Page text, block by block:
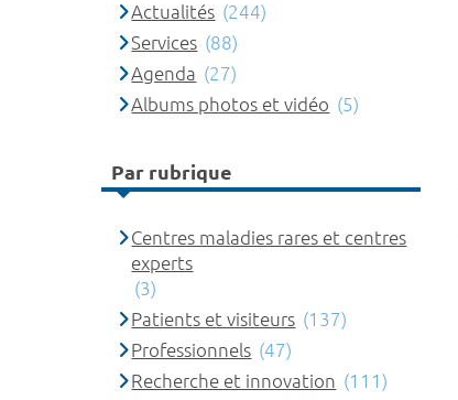
Actualités (244)
Services (88)
Agenda (27)
Albums photos et vidéo (5)
Par rubrique
Centres maladies rares et centres
experts
(3)
Patients et visiteurs (137)
Professionnels (47)
Recherche et innovation (111)